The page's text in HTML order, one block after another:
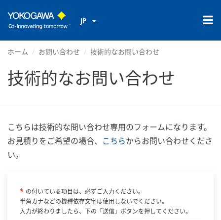
JP
ホーム お問い合わせ 技術的なお問い合わせ
技術的なお問い合わせ
こちらは技術的な問い合わせ専用のフォームになります。
お見積りをご希望の場合、 こちらからお問い合わせくださ
い。